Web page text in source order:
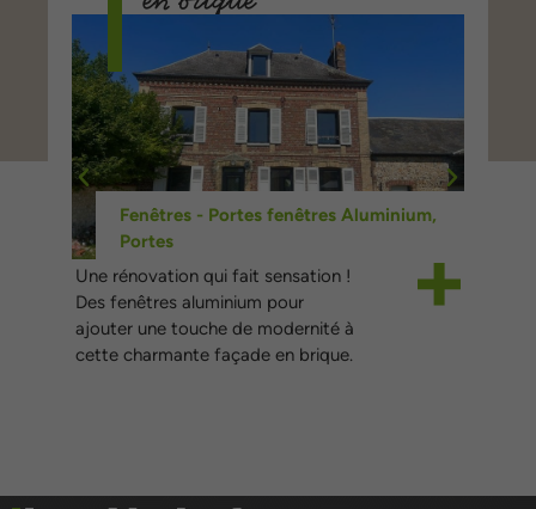
Fenêtres - Portes fenêtres Aluminium,
Portes
Une rénovation qui fait sensation !
Des fenêtres aluminium pour
ajouter une touche de modernité à
cette charmante façade en brique.